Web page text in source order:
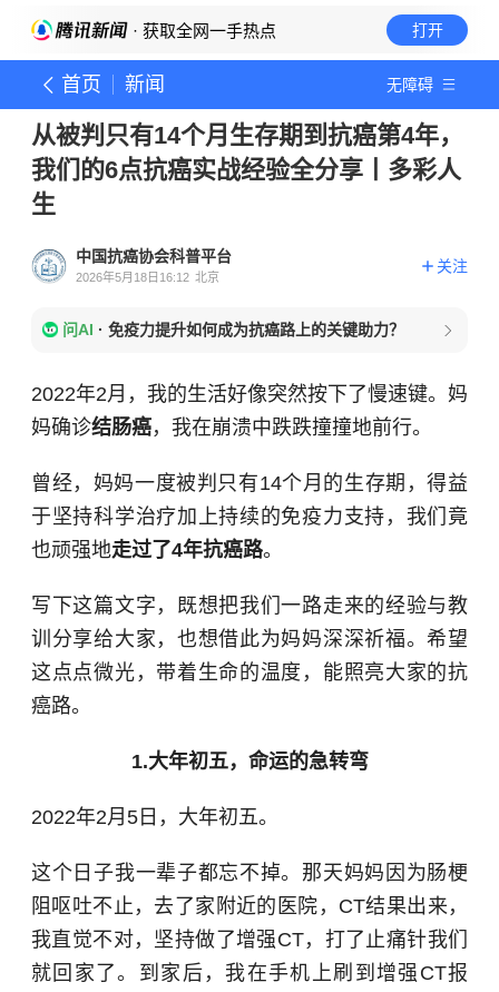
· 获取全网一手热点 打开
首页 新闻 无障碍
从被判只有14个月生存期到抗癌第4年，
我们的6点抗癌实战经验全分享丨多彩人
生
中国抗癌协会科普平台
2026年5月18日16:12 北京
关注
问AI · 免疫力提升如何成为抗癌路上的关键助力？
2022年2月，我的生活好像突然按下了慢速键。妈
妈确诊结肠癌，我在崩溃中跌跌撞撞地前行。
曾经，妈妈一度被判只有14个月的生存期，得益
于坚持科学治疗加上持续的免疫力支持，我们竟
也顽强地走过了4年抗癌路。
写下这篇文字，既想把我们一路走来的经验与教
训分享给大家，也想借此为妈妈深深祈福。希望
这点点微光，带着生命的温度，能照亮大家的抗
癌路。
1.大年初五，命运的急转弯
2022年2月5日，大年初五。
这个日子我一辈子都忘不掉。那天妈妈因为肠梗
阻呕吐不止，去了家附近的医院，CT结果出来，
我直觉不对，坚持做了增强CT，打了止痛针我们
就回家了。到家后，我在手机上刷到增强CT报